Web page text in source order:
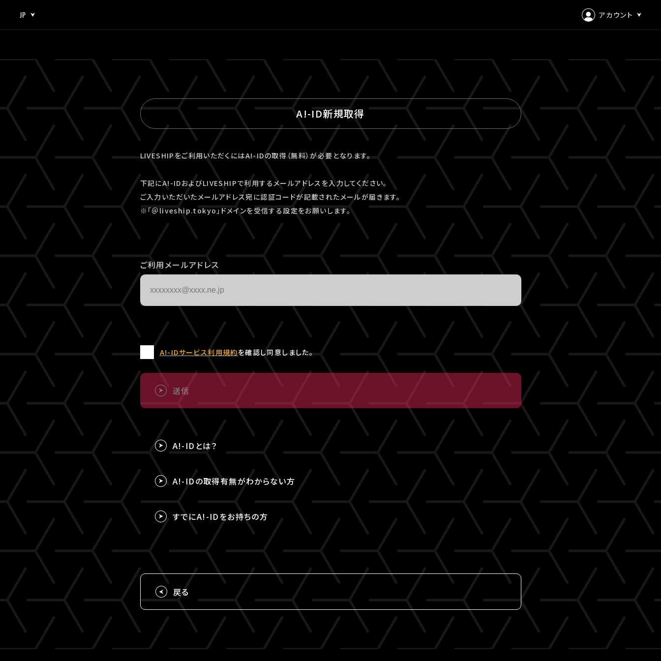
JP アカウント
EN
会員登録
A!-ID新規取得
LIVESHIPをご利用いただくにはA!-IDの取得（無料）が必要となります。
下記にA!-IDおよびLIVESHIPで利用するメールアドレスを入力してください。
ご入力いただいたメールアドレス宛に認証コードが記載されたメールが届きます。
※「＠liveship.tokyo」ドメインを受信する設定をお願いします。
ご利用メールアドレス
A!-IDサービス利用規約を確認し同意しました。
送信
A!-IDとは？
A!-IDの取得有無がわからない方
すでにA!-IDをお持ちの方
戻る